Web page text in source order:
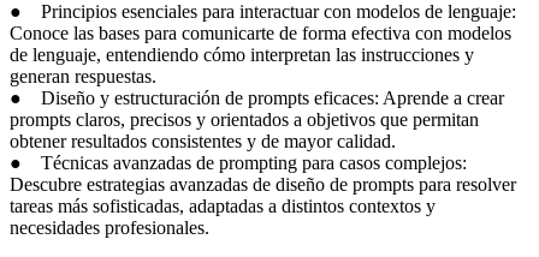
● Principios esenciales para interactuar con modelos de lenguaje:
Conoce las bases para comunicarte de forma efectiva con modelos
de lenguaje, entendiendo cómo interpretan las instrucciones y
generan respuestas.
● Diseño y estructuración de prompts eficaces: Aprende a crear
prompts claros, precisos y orientados a objetivos que permitan
obtener resultados consistentes y de mayor calidad.
● Técnicas avanzadas de prompting para casos complejos:
Descubre estrategias avanzadas de diseño de prompts para resolver
tareas más sofisticadas, adaptadas a distintos contextos y
necesidades profesionales.